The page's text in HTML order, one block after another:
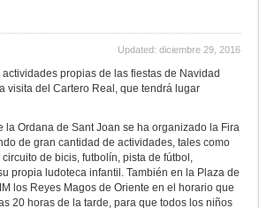
Updated: diciembre 29, 2016
propias de las fiestas de Navidad
visita del Cartero Real, que tendrá lugar
Ordana de Sant Joan se ha organizado la Fira
de gran cantidad de actividades, tales como
de bicis, futbolín, pista de fútbol,
propia ludoteca infantil. También en la Plaza de
los Reyes Magos de Oriente en el horario que
20 horas de la tarde, para que todos los niños